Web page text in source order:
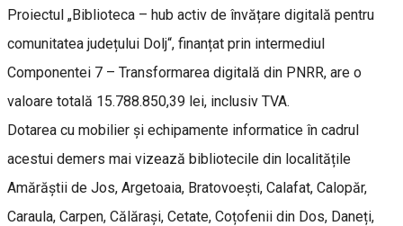
Proiectul „Biblioteca – hub activ de învățare digitală pentru
comunitatea județului Dolj“, finanțat prin intermediul
Componentei 7 – Transformarea digitală din PNRR, are o
valoare totală 15.788.850,39 lei, inclusiv TVA.
Dotarea cu mobilier și echipamente informatice în cadrul
acestui demers mai vizează bibliotecile din localitățile
Amărăștii de Jos, Argetoaia, Bratovoești, Calafat, Calopăr,
Caraula, Carpen, Călărași, Cetate, Coțofenii din Dos, Daneți,